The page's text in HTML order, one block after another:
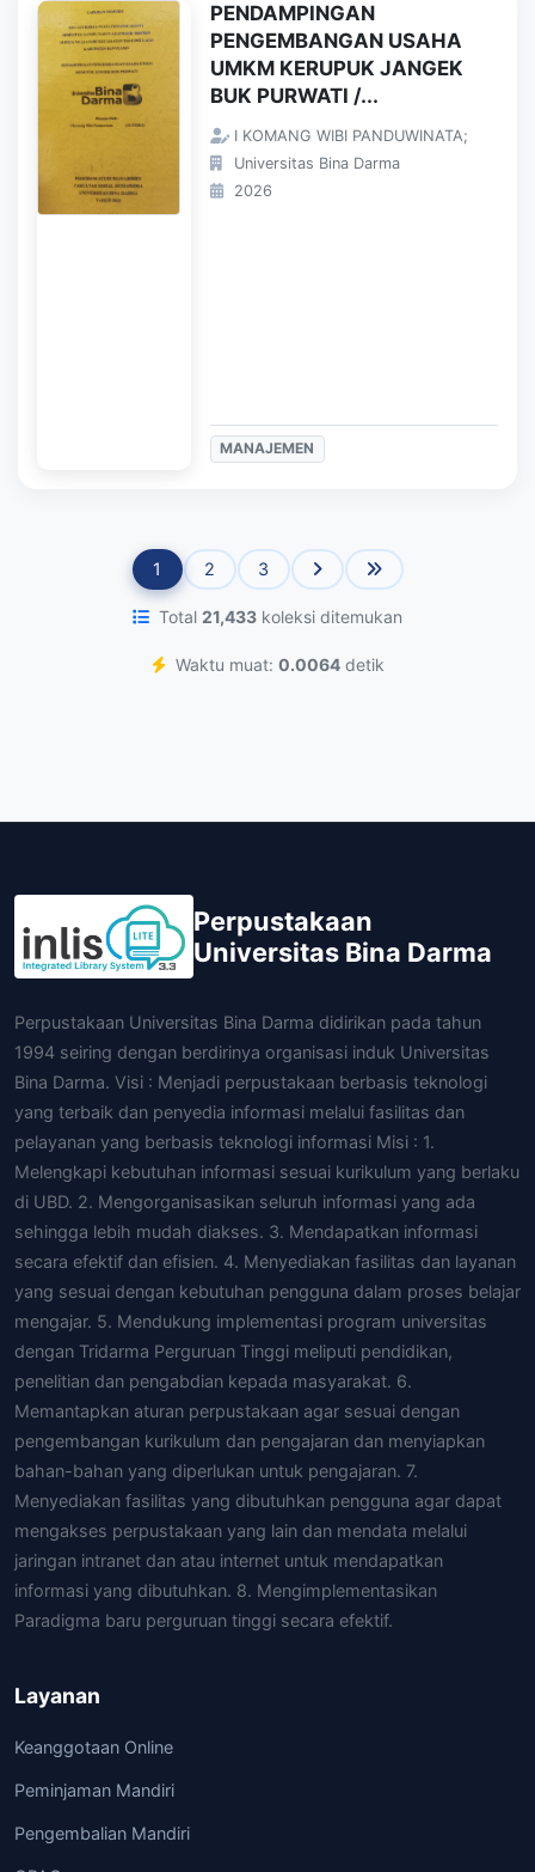
PENDAMPINGAN
PENGEMBANGAN USAHA
UMKM KERUPUK JANGEK
BUK PURWATI /...
I KOMANG WIBI PANDUWINATA;
Universitas Bina Darma
2026
MANAJEMEN
1 2 3
Total 21,433 koleksi ditemukan
Waktu muat: 0.0064detik
Perpustakaan
Universitas Bina Darma
Perpustakaan Universitas Bina Darma didirikan pada tahun
1994 seiring dengan berdirinya organisasi induk Universitas
Bina Darma. Visi : Menjadi perpustakaan berbasis teknologi
yang terbaik dan penyedia informasi melalui fasilitas dan
pelayanan yang berbasis teknologi informasi Misi : 1.
Melengkapi kebutuhan informasi sesuai kurikulum yang berlaku
di UBD. 2. Mengorganisasikan seluruh informasi yang ada
sehingga lebih mudah diakses. 3. Mendapatkan informasi
secara efektif dan efisien. 4. Menyediakan fasilitas dan layanan
yang sesuai dengan kebutuhan pengguna dalam proses belajar
mengajar. 5. Mendukung implementasi program universitas
dengan Tridarma Perguruan Tinggi meliputi pendidikan,
penelitian dan pengabdian kepada masyarakat. 6.
Memantapkan aturan perpustakaan agar sesuai dengan
pengembangan kurikulum dan pengajaran dan menyiapkan
bahan-bahan yang diperlukan untuk pengajaran. 7.
Menyediakan fasilitas yang dibutuhkan pengguna agar dapat
mengakses perpustakaan yang lain dan mendata melalui
jaringan intranet dan atau internet untuk mendapatkan
informasi yang dibutuhkan. 8. Mengimplementasikan
Paradigma baru perguruan tinggi secara efektif.
Layanan
Keanggotaan Online
Peminjaman Mandiri
Pengembalian Mandiri